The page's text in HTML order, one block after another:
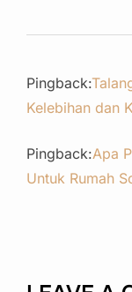
Pingback:
Kelebihan dan
Pingback:Apa
Untuk Rumah